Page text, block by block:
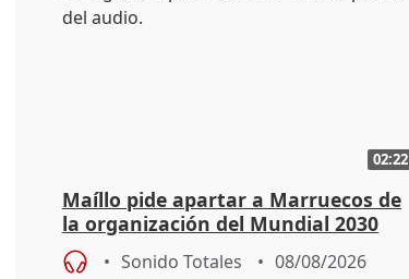
02:22
Maíllo pide apartar a Marruecos de
la organización del Mundial 2030
Sonido Totales 08/08/2026